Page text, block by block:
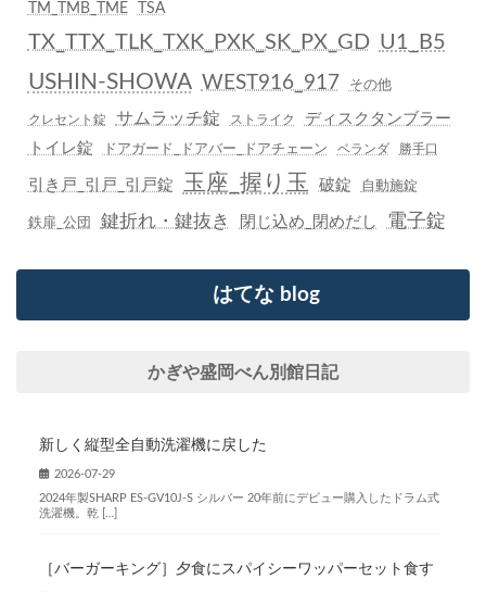
TM_TMB_TME
TSA
TX_TTX_TLK_TXK_PXK_SK_PX_GD U1_B5
USHIN-SHOWA WEST916_917 その他
クレセント錠 サムラッチ錠 ストライク
ディスクタンブラー
トイレ錠
ドアガード_ドアバー_ドアチェーン ベランダ 勝手口
引き戸_引戸_引戸錠 玉座_握り玉 破錠 自動施錠
鉄扉_公団 鍵折れ・鍵抜き 閉じ込め_閉めだし 電子錠
はてな blog
かぎや盛岡べん別館日記
新しく縦型全自動洗濯機に戻した
2026-07-29
2024年製SHARP ES-GV10J-S シルバー 20年前にデビュー購入したドラム式
洗濯機。乾 […]
［バーガーキング］夕食にスパイシーワッパーセット食す